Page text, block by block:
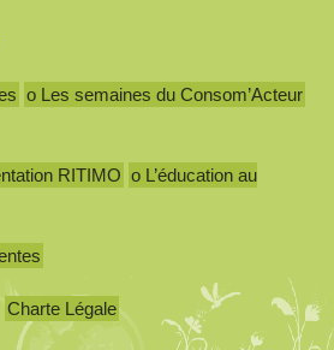
o Les semaines du Consom’Acteur
RITIMO o L’éducation au
Charte Légale